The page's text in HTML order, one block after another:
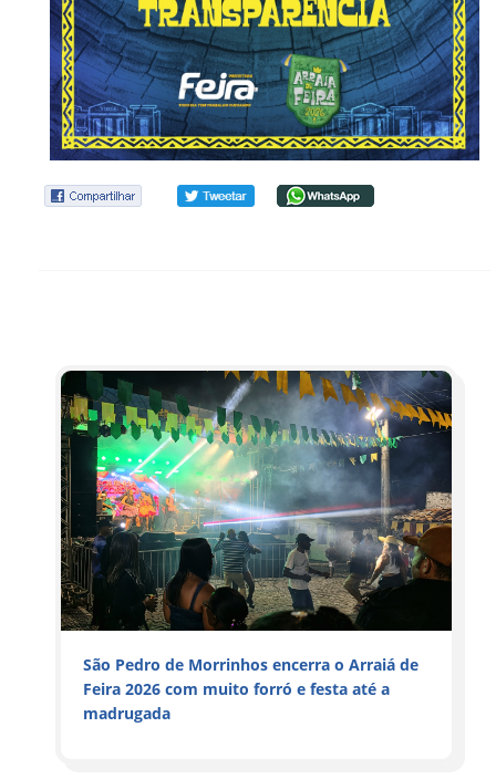
São Pedro de Morrinhos encerra o Arraiá de
Feira 2026 com muito forró e festa até a
madrugada